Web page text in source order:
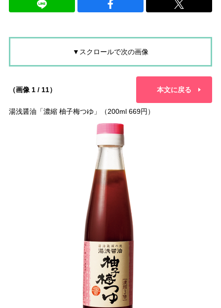
▼スクロールで次の画像
（画像 1 / 11） 本文に戻る
湯浅醤油「濃縮 柚子梅つゆ」（200ml 669円）